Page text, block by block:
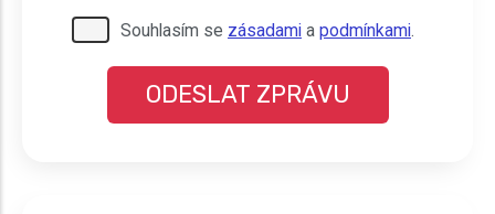
Pro odeslání musite odsouhlasit naše
podmínky.
Souhlasím se zásadami a podmínkami.